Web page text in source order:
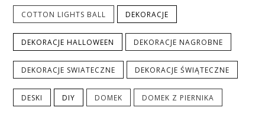
COTTON LIGHTS BALL DEKORACJE
DEKORACJE HALLOWEEN DEKORACJE NAGROBNE
DEKORACJE SWIATECZNE DEKORACJE ŚWIĄTECZNE
DESKI DIY DOMEK DOMEK Z PIERNIKA